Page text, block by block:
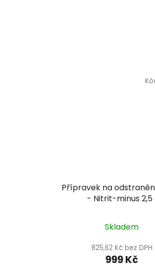
Přípravek na
- Nitrit-minus 2,5
Skladem
825,62 Kč bez DPH
999 Kč